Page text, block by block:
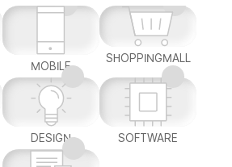
MOBILE
SHOPPINGMALL
DESIGN
SOFTWARE